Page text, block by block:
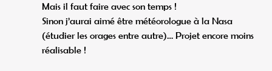
Mais il faut faire avec son temps !
Sinon j’aurai aimé être météorologue à la Nasa
(étudier les orages entre autre)… Projet encore moins
réalisable !